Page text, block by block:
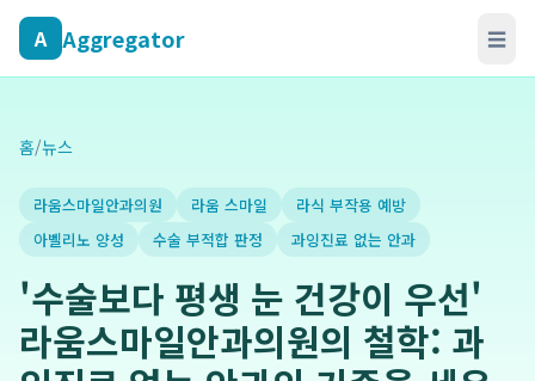
A Aggregator ☰
홈/뉴스
라움스마일안과의원 라움 스마일
라식 부작용 예방
아벨리노 양성
수술 부적합 판정 과잉진료 없는 안과
'수술보다 평생 눈 건강이 우선'
라움스마일안과의원의 철학: 과